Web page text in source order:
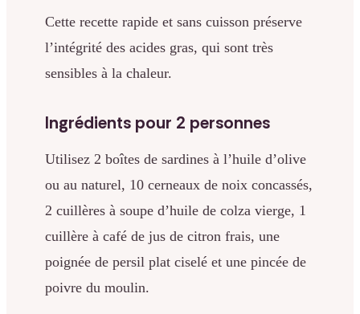
Cette recette rapide et sans cuisson préserve
l’intégrité des acides gras, qui sont très
sensibles à la chaleur.
Ingrédients pour 2 personnes
Utilisez 2 boîtes de sardines à l’huile d’olive
ou au naturel, 10 cerneaux de noix concassés,
2 cuillères à soupe d’huile de colza vierge, 1
cuillère à café de jus de citron frais, une
poignée de persil plat ciselé et une pincée de
poivre du moulin.